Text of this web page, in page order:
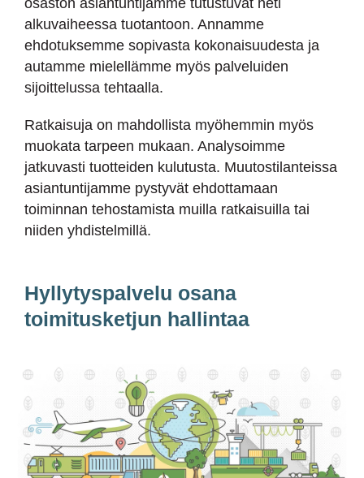
alkuvaiheessa tuotantoon. Annamme
ehdotuksemme sopivasta kokonaisuudesta ja
autamme mielellämme myös palveluiden
sijoittelussa tehtaalla.
Ratkaisuja on mahdollista myöhemmin myös
muokata tarpeen mukaan. Analysoimme
jatkuvasti tuotteiden kulutusta. Muutostilanteissa
asiantuntijamme pystyvät ehdottamaan
toiminnan tehostamista muilla ratkaisuilla tai
niiden yhdistelmillä.
Hyllytyspalvelu osana
toimitusketjun hallintaa